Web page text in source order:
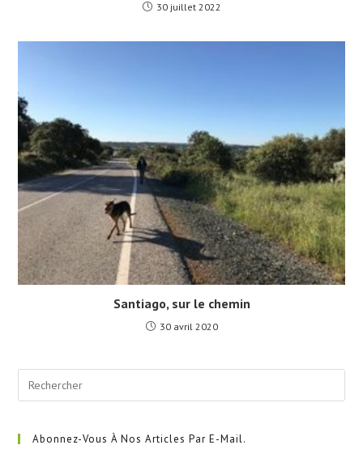
30 juillet 2022
Santiago, sur le chemin
30 avril 2020
Abonnez-Vous À Nos Articles Par E-Mail.